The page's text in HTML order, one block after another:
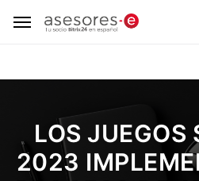
LOS JUEGOS
2023